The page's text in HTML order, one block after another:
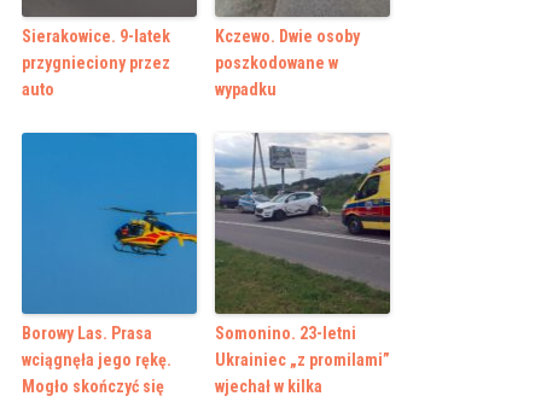
Sierakowice. 9-latek
przygnieciony przez
auto
Kczewo. Dwie osoby
poszkodowane w
wypadku
Borowy Las. Prasa
wciągnęła jego rękę.
Mogło skończyć się
Somonino. 23-letni
Ukrainiec „z promilami”
wjechał w kilka